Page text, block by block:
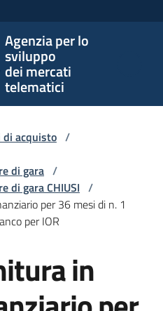
Agenzia per lo
sviluppo
dei mercati
telematici
acquisto /
di gara /
di gara CHIUSI /
per 36 mesi di n. 1
per IOR
in